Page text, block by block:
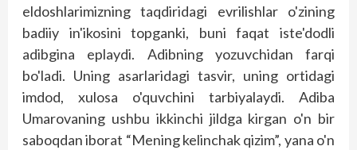
eldoshlarimizning taqdiridagi evrilishlar o'zining
badiiy in'ikosini topganki, buni faqat iste'dodli
adibgina eplaydi. Adibning yozuvchidan farqi
bo'ladi. Uning asarlaridagi tasvir, uning ortidagi
imdod, xulosa o'quvchini tarbiyalaydi. Adiba
Umarovaning ushbu ikkinchi jildga kirgan o'n bir
saboqdan iborat “Mening kelinchak qizim”, yana o'n